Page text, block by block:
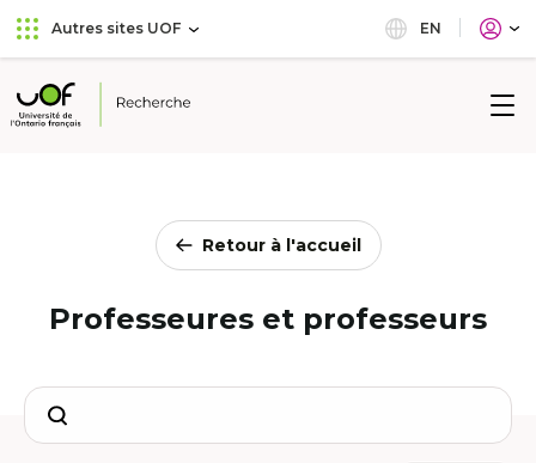
Aller
au
principal
Passer
au
Autres sites UOF EN
Université
Retour à l'accueil
Professeures et professeurs
Search